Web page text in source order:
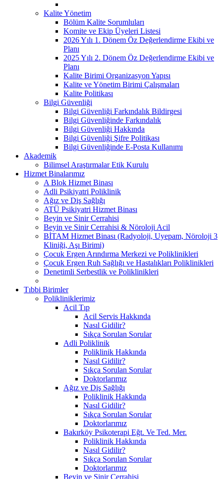
Kalite Yönetim
Bölüm Kalite Sorumluları
Komite ve Ekip Üyeleri Listesi
2026 Yılı 1. Dönem Öz Değerlendirme Ekibi ve
Planı
2025 Yılı 2. Dönem Öz Değerlendirme Ekibi ve
Planı
Kalite Birimi Organizasyon Yapısı
Kalite ve Yönetim Birimi Çalışmaları
Kalite Politikası
Bilgi Güvenliği
Bilgi Güvenliği Farkındalık Bildirgesi
Bilgi Güvenliğinde Farkındalık
Bilgi Güvenliği Hakkında
Bilgi Güvenliği Şifre Politikası
Bilgi Güvenliğinde E-Posta Kullanımı
Akademik
Bilimsel Araştırmalar Etik Kurulu
Hizmet Binalarımız
A Blok Hizmet Binası
Adli Psikiyatri Poliklinik
Ağız ve Diş Sağlığı
ATÜ Psikiyatri Hizmet Binası
Beyin ve Sinir Cerrahisi
Beyin ve Sinir Cerrahisi & Nöroloji Acil
BİTAM Hizmet Binası (Radyoloji, Uyepam, Nöroloji 3
Kliniği, Aşı Birimi)
Çocuk Ergen Arındırma Merkezi ve Poliklinikleri
Çocuk Ergen Ruh Sağlığı ve Hastalıkları Poliklinikleri
Denetimli Serbestlik ve Poliklinikleri
Tıbbi Birimler
Polikliniklerimiz
Acil Tıp
Acil Servis Hakkında
Nasıl Gidilir?
Sıkça Sorulan Sorular
Adli Poliklinik
Poliklinik Hakkında
Nasıl Gidilir?
Sıkça Sorulan Sorular
Doktorlarımız
Ağız ve Diş Sağlığı
Poliklinik Hakkında
Nasıl Gidilir?
Sıkça Sorulan Sorular
Doktorlarımız
Bakırköy Psikoterapi Eğt. Ve Ted. Mer.
Poliklinik Hakkında
Nasıl Gidilir?
Sıkça Sorulan Sorular
Doktorlarımız
Beyin ve Sinir Cerrahisi